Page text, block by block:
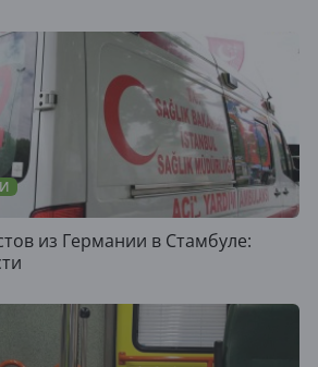
из Германии в Стамбуле: